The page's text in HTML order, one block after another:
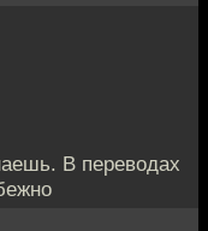
В переводах